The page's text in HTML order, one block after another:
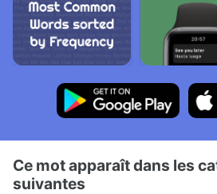
Ce mot apparaît dans les
suivantes